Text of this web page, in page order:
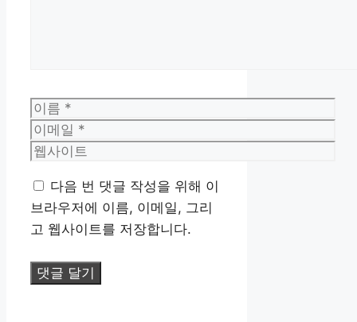
이
름
이
메
웹
이
트
다음 번 댓글 작성을 위해 이
브라우저에 이름, 이메일, 그리
고 웹사이트를 저장합니다.